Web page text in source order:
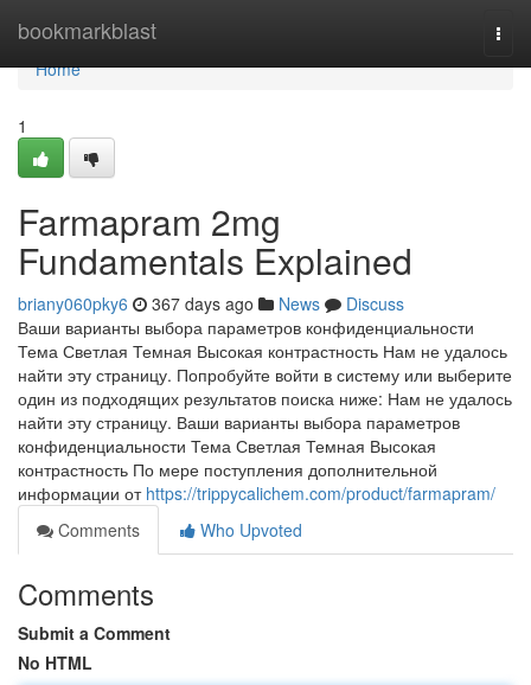
bookmarkblast
Home
Home
1
Farmapram 2mg
Fundamentals Explained
briany060pky6 367 days ago News
Discuss
Ваши варианты выбора параметров конфиденциальности
Тема Светлая Темная Высокая контрастность Нам не удалось
найти эту страницу. Попробуйте войти в систему или выберите
один из подходящих результатов поиска ниже: Нам не удалось
найти эту страницу. Ваши варианты выбора параметров
конфиденциальности Тема Светлая Темная Высокая
контрастность По мере поступления дополнительной
информации от https://trippycalichem.com/product/farmapram/
Comments
Who Upvoted
Comments
Submit a Comment
No HTML